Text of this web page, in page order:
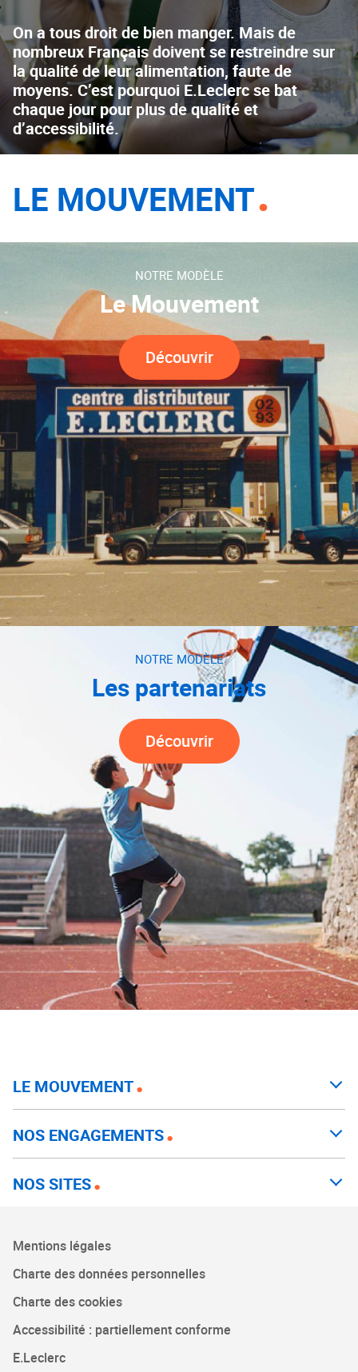
On a tous droit de bien manger. Mais de
nombreux Français doivent se restreindre sur
la qualité de leur alimentation, faute de
moyens. C’est pourquoi E.Leclerc se bat
chaque jour pour plus de qualité et
d’accessibilité.
LE MOUVEMENT
NOTRE MODÈLE
Le Mouvement
Découvrir
NOTRE MODÈLE
Les partenariats
Découvrir
LE MOUVEMENT
NOS ENGAGEMENTS
NOS SITES
Mentions légales
Charte des données personnelles
Charte des cookies
Accessibilité : partiellement conforme
E.Leclerc